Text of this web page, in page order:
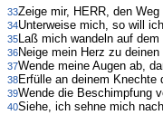
33Zeige mir, HERR, den
34Unterweise mich, so will
35Laß mich wandeln auf
36Neige mein Herz zu
37Wende meine Augen ab,
38Erfülle an deinem Knechte
39Wende die Beschimpfung
40Siehe, ich sehne mich